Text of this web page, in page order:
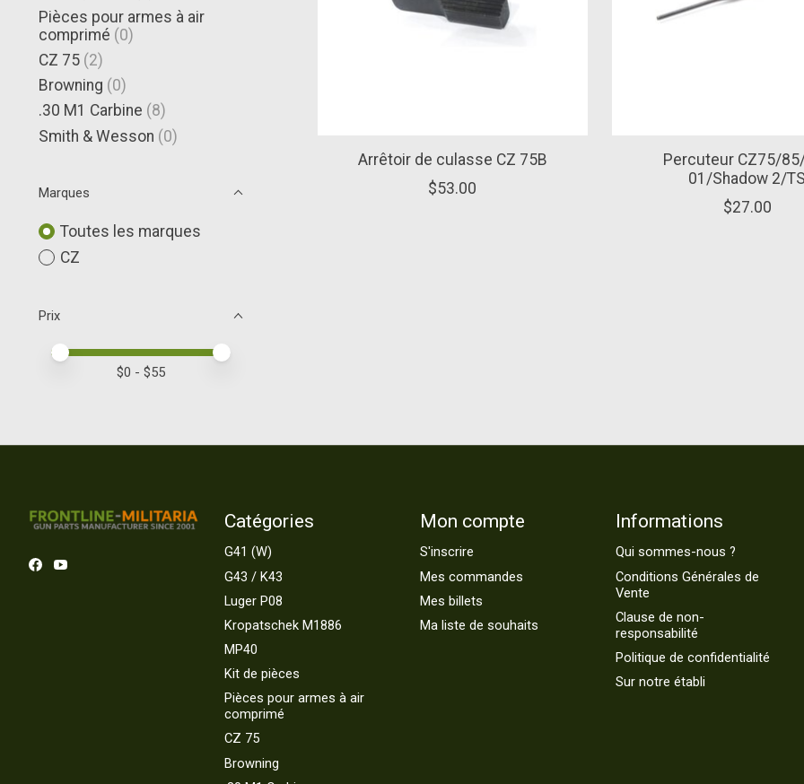
Pièces pour armes à air
comprimé (0)
CZ 75 (2)
Browning (0)
.30 M1 Carbine (8)
Smith & Wesson (0)
Marques
Toutes les marques
CZ
Prix
Prix minimum
Price maximum value
$0 - $55
Arrêtoir de culasse CZ 75B
$53.00
Percuteur CZ75/
01/Shadow 2/TS
$27.00
Catégories
G41 (W)
G43 / K43
Luger P08
Kropatschek M1886
MP40
Kit de pièces
Pièces pour armes à air
comprimé
CZ 75
Browning
Mon compte
S'inscrire
Mes commandes
Mes billets
Ma liste de souhaits
Informations
Qui sommes-nous ?
Conditions Générales de
Vente
Clause de non-
responsabilité
Politique de confidentialité
Sur notre établi